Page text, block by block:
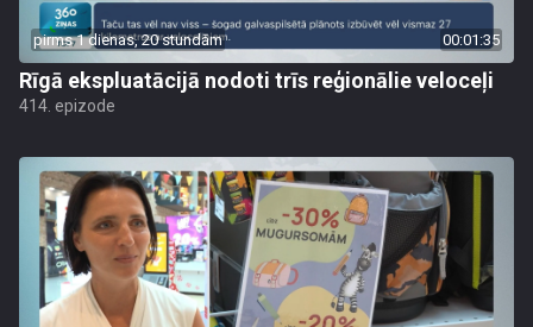
pirms 1 dienas, 20 stundām 00:01:35
Rīgā ekspluatācijā nodoti trīs reģionālie veloceļi
414. epizode